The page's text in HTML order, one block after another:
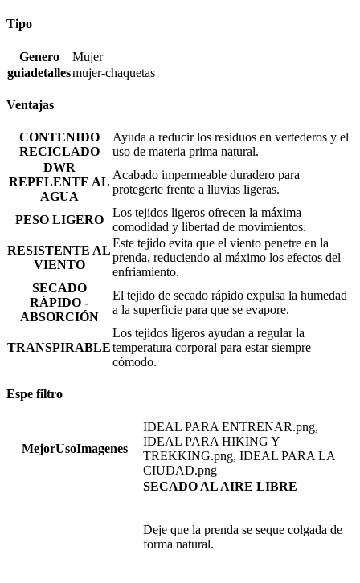
Tipo
Genero
Mujer
guiadetallesmujer-chaquetas
Ventajas
CONTENIDO
RECICLADO
Ayuda a reducir los residuos en vertederos y el
uso de materia prima natural.
DWR
REPELENTE AL
AGUA
Acabado impermeable duradero para
protegerte frente a lluvias ligeras.
PESO LIGERO
Los tejidos ligeros ofrecen la máxima
comodidad y libertad de movimientos.
RESISTENTE AL
VIENTO
Este tejido evita que el viento penetre en la
prenda, reduciendo al máximo los efectos del
enfriamiento.
SECADO
RÁPIDO -
ABSORCIÓN
El tejido de secado rápido expulsa la humedad
a la superficie para que se evapore.
TRANSPIRABLE
Los tejidos ligeros ayudan a regular la
temperatura corporal para estar siempre
cómodo.
Espe filtro
MejorUsoImagenes
IDEAL PARA ENTRENAR.png,
IDEAL PARA HIKING Y
TREKKING.png, IDEAL PARA LA
CIUDAD.png
SECADO AL AIRE LIBRE
Deje que la prenda se seque colgada de
forma natural.